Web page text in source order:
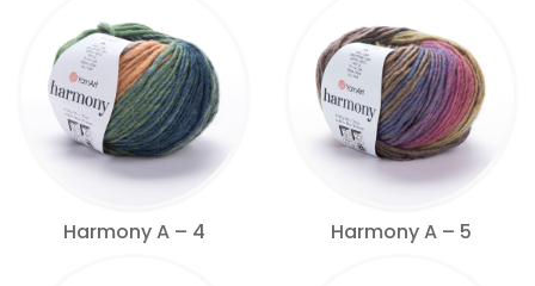
Harmony A – 4 Harmony A – 5